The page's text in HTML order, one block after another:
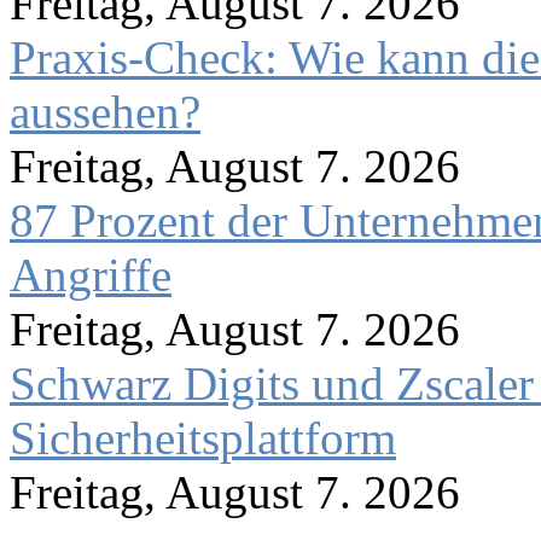
Praxis-Check: Wie kann
aussehen?
Freitag, August 7. 2026
87 Prozent der
Angriffe
Freitag, August 7. 2026
Schwarz Digits und
Sicherheitsplattform
Freitag, August 7. 2026